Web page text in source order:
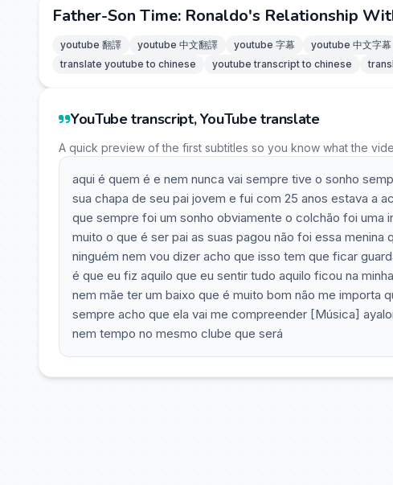
Father-Son Time: Ronaldo's Relationship
youtube 翻譯 youtube 中文翻譯 youtube 字幕 youtube 中文字幕
translate youtube to chinese
youtube transcript to chinese
YouTube transcript, YouTube translate
A quick preview of the first subtitles so you know what the
aqui é quem é e nem nunca vai sempre tive o sonho
sua chapa de seu pai jovem e fui com 25 anos estava a
que sempre foi um sonho obviamente o colchão foi uma
muito o que é ser pai as suas pagou não foi essa
ninguém nem vou dizer acho que isso tem que ficar
é que eu fiz aquilo que eu sentir tudo aquilo ficou na
nem mãe ter um baixo que é muito bom não me importa
sempre acho que ela vai me compreender [Música]
nem tempo no mesmo clube que será